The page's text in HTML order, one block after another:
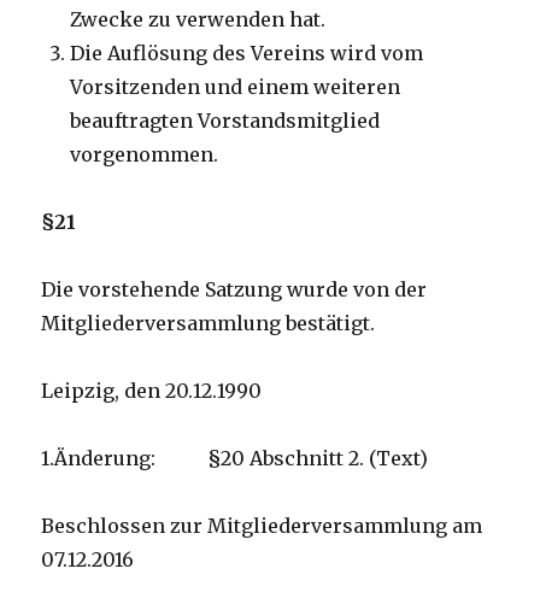
Zwecke zu verwenden hat.
Die Auflösung des Vereins wird vom
Vorsitzenden und einem weiteren
beauftragten Vorstandsmitglied
vorgenommen.
§21
Die vorstehende Satzung wurde von der
Mitgliederversammlung bestätigt.
Leipzig, den 20.12.1990
1.Änderung: §20 Abschnitt 2. (Text)
Beschlossen zur Mitgliederversammlung am
07.12.2016